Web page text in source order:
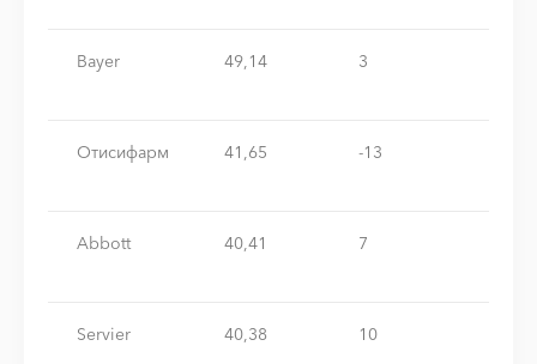
Bayer 49,14 3
Отисифарм 41,65 -13
Abbott 40,41 7
Servier 40,38 10